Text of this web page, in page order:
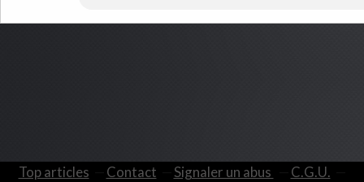
Top articles Contact Signaler un abus
C.G.U.